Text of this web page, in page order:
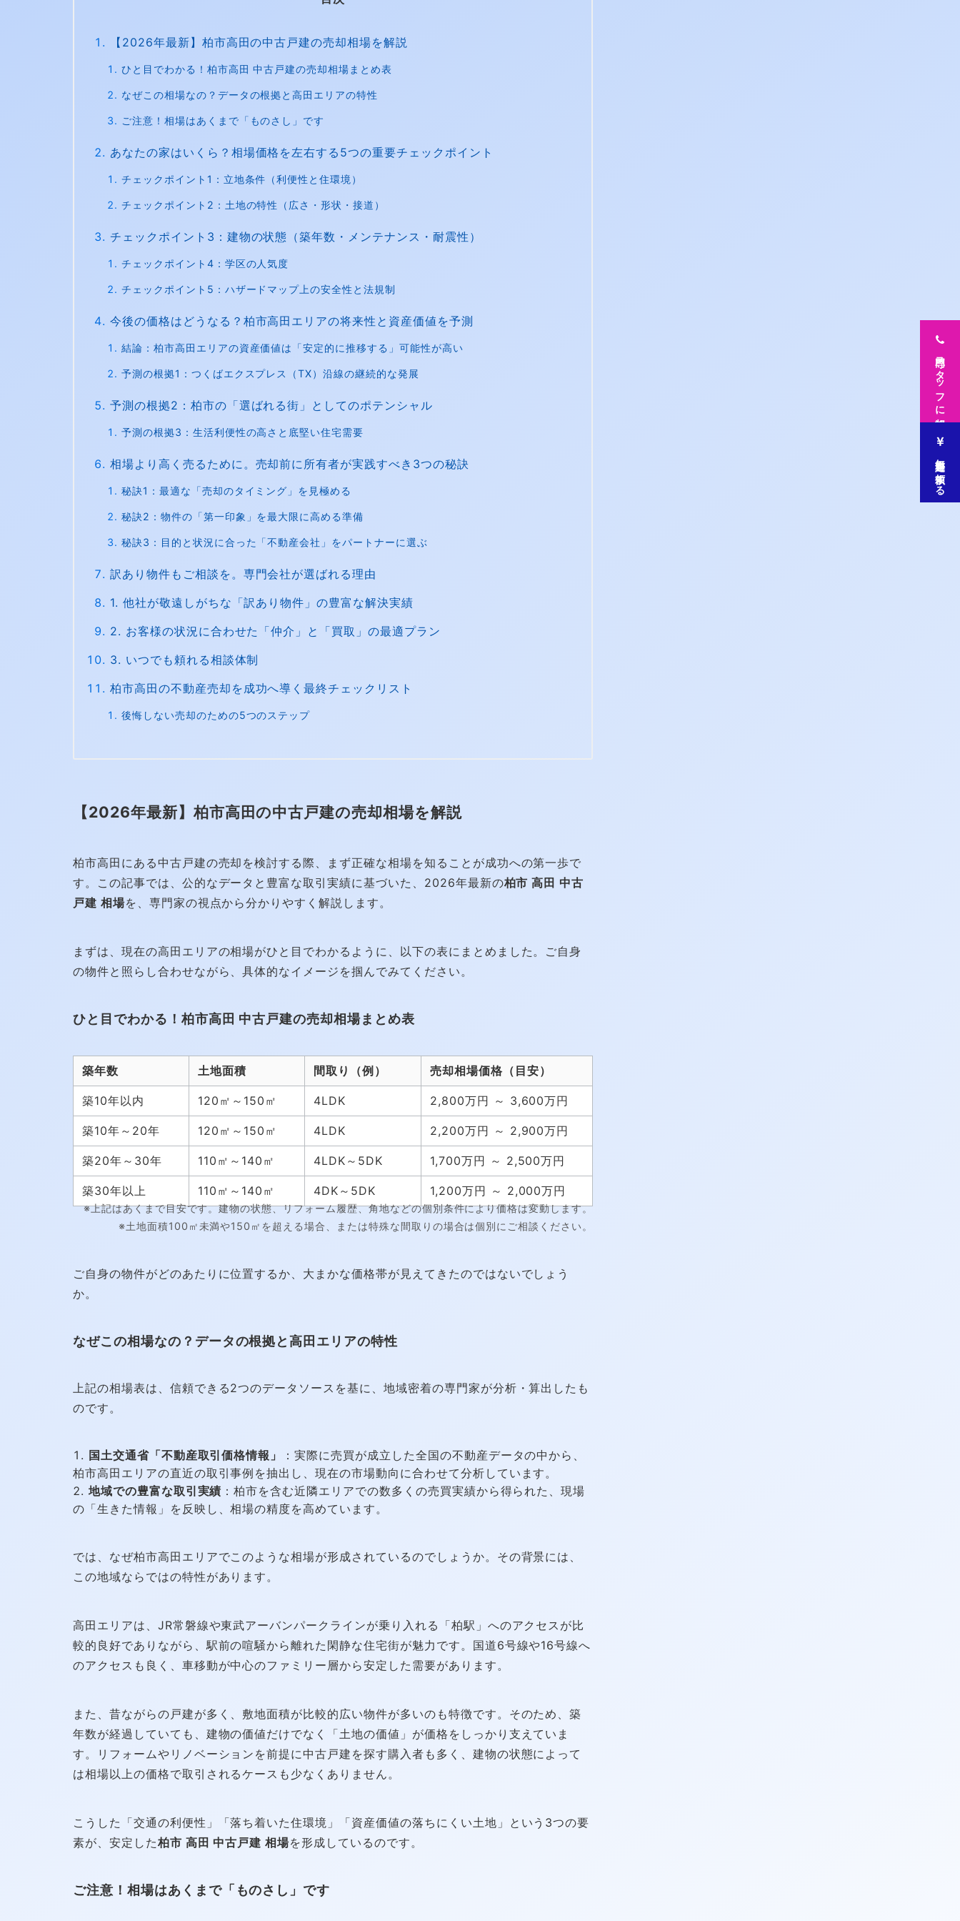
【2026年最新】柏市高田の中古戸建の売却相場を解説
ひと目でわかる！柏市高田 中古戸建の売却相場まとめ表
なぜこの相場なの？データの根拠と高田エリアの特性
ご注意！相場はあくまで「ものさし」です
あなたの家はいくら？相場価格を左右する5つの重要チェックポイント
チェックポイント1：立地条件（利便性と住環境）
チェックポイント2：土地の特性（広さ・形状・接道）
チェックポイント3：建物の状態（築年数・メンテナンス・耐震性）
チェックポイント4：学区の人気度
チェックポイント5：ハザードマップ上の安全性と法規制
今後の価格はどうなる？柏市高田エリアの将来性と資産価値を予測
結論：柏市高田エリアの資産価値は「安定的に推移する」可能性が高い
予測の根拠1：つくばエクスプレス（TX）沿線の継続的な発展
予測の根拠2：柏市の「選ばれる街」としてのポテンシャル
予測の根拠3：生活利便性の高さと底堅い住宅需要
相場より高く売るために。売却前に所有者が実践すべき3つの秘訣
秘訣1：最適な「売却のタイミング」を見極める
秘訣2：物件の「第一印象」を最大限に高める準備
秘訣3：目的と状況に合った「不動産会社」をパートナーに選ぶ
訳あり物件もご相談を。専門会社が選ばれる理由
1. 他社が敬遠しがちな「訳あり物件」の豊富な解決実績
2. お客様の状況に合わせた「仲介」と「買取」の最適プラン
3. いつでも頼れる相談体制
柏市高田の不動産売却を成功へ導く最終チェックリスト
後悔しない売却のための5つのステップ
【2026年最新】柏市高田の中古戸建の売却相場を解説
柏市高田にある中古戸建の売却を検討する際、まず正確な相場を知ることが成功への第一歩で
す。この記事では、公的なデータと豊富な取引実績に基づいた、2026年最新の柏市 高田 中古
戸建 相場を、専門家の視点から分かりやすく解説します。
まずは、現在の高田エリアの相場がひと目でわかるように、以下の表にまとめました。ご自身
の物件と照らし合わせながら、具体的なイメージを掴んでみてください。
ひと目でわかる！柏市高田 中古戸建の売却相場まとめ表
築年数 土地面積 間取り（例） 売却相場価格（目安）
築10年以内 120㎡～150㎡ 4LDK 2,800万円 ～ 3,600万円
築10年～20年 120㎡～150㎡ 4LDK 2,200万円 ～ 2,900万円
築20年～30年 110㎡～140㎡ 4LDK～5DK 1,700万円 ～ 2,500万円
築30年以上 110㎡～140㎡ 4DK～5DK 1,200万円 ～ 2,000万円
※上記はあくまで目安です。建物の状態、リフォーム履歴、角地などの個別条件により価格は変動します。
※土地面積100㎡未満や150㎡を超える場合、または特殊な間取りの場合は個別にご相談ください。
ご自身の物件がどのあたりに位置するか、大まかな価格帯が見えてきたのではないでしょう
か。
なぜこの相場なの？データの根拠と高田エリアの特性
上記の相場表は、信頼できる2つのデータソースを基に、地域密着の専門家が分析・算出したも
のです。
国土交通省「不動産取引価格情報」
：実際に売買が成立した全国の不動産データの中から、
柏市高田エリアの直近の取引事例を抽出し、現在の市場動向に合わせて分析しています。
地域での豊富な取引実績 ：柏市を含む近隣エリアでの数多くの売買実績から得られた、現場
の「生きた情報」を反映し、相場の精度を高めています。
では、なぜ柏市高田エリアでこのような相場が形成されているのでしょうか。その背景には、
この地域ならではの特性があります。
高田エリアは、JR常磐線や東武アーバンパークラインが乗り入れる「柏駅」へのアクセスが比
較的良好でありながら、駅前の喧騒から離れた閑静な住宅街が魅力です。国道6号線や16号線へ
のアクセスも良く、車移動が中心のファミリー層から安定した需要があります。
また、昔ながらの戸建が多く、敷地面積が比較的広い物件が多いのも特徴です。そのため、築
年数が経過していても、建物の価値だけでなく「土地の価値」が価格をしっかり支えていま
す。リフォームやリノベーションを前提に中古戸建を探す購入者も多く、建物の状態によって
は相場以上の価格で取引されるケースも少なくありません。
こうした「交通の利便性」「落ち着いた住環境」「資産価値の落ちにくい土地」という3つの要
素が、安定した柏市 高田 中古戸建 相場を形成しているのです。
ご注意！相場はあくまで「ものさし」です
専門スタッフに相談
無料査定を依頼する